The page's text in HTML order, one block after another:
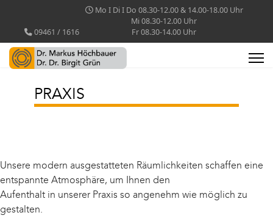
09461 / 1616
Mo I Di I Do 08.30-12.00 & 14.00-18.00 Uhr
Mi 08.30-12.00 Uhr
Fr 08.30-14.00 Uhr
PRAXIS
Unsere modern ausgestatteten Räumlichkeiten schaffen eine
entspannte Atmosphäre, um Ihnen den
Aufenthalt in unserer Praxis so angenehm wie möglich zu
gestalten.